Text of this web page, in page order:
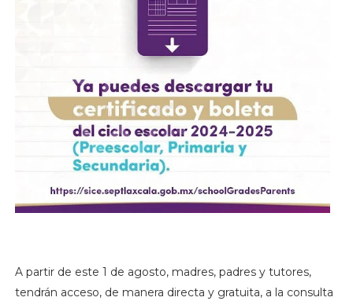
A partir de este 1 de agosto, madres, padres y tutores,
tendrán acceso, de manera directa y gratuita, a la consulta